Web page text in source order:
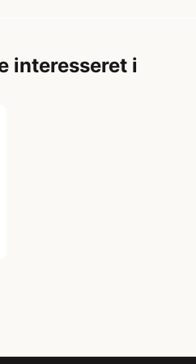
interesseret i